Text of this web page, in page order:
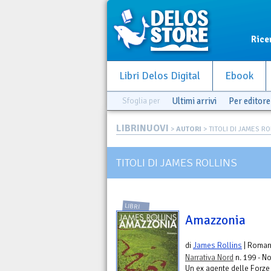
Libri Delos Digital Ebook
Sfoglia per Ultimi arrivi Per editore
LIBRINUOVI > AUTORI > TITOLI DI JAMES
TITOLI DI JAMES ROLLINS
LIBRI
Amazzonia
diJames Rollins |
Narrativa Nord n. 199 -
Un ex agente delle